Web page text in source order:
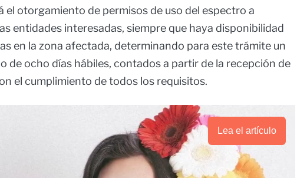
el otorgamiento de permisos de uso del espectro a
entidades interesadas, siempre que haya disponibilidad
en la zona afectada, determinando para este trámite un
de ocho días hábiles, contados a partir de la recepción de
el cumplimiento de todos los requisitos.
Lea el artículo